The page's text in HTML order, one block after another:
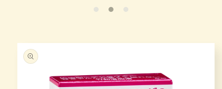
跳至产
品信息